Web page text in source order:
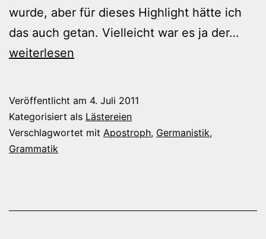
wurde, aber für dieses Highlight hätte ich
das auch getan. Vielleicht war es ja der…
weiterlesen
Veröffentlicht am 4. Juli 2011
Kategorisiert als Lästereien
Verschlagwortet mit Apostroph, Germanistik,
Grammatik